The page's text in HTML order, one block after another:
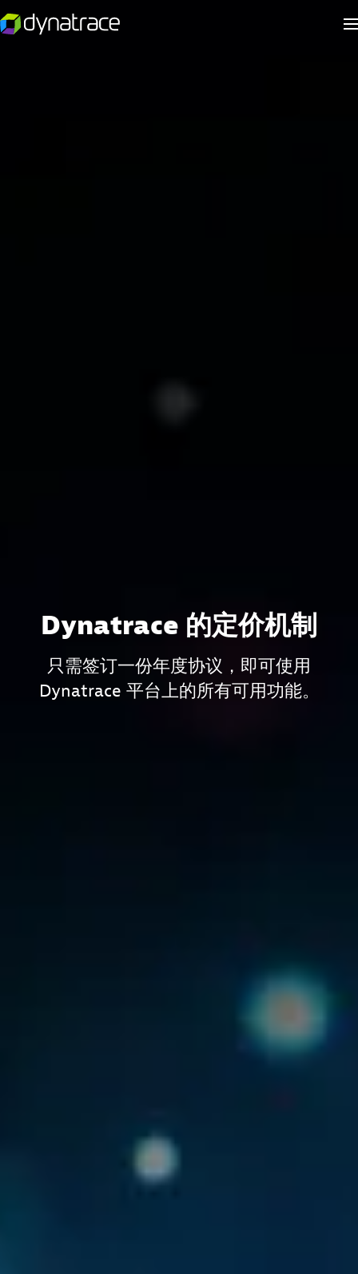
Dynatrace 的定价机制
只需签订一份年度协议，即可使用
Dynatrace 平台上的所有可用功能。